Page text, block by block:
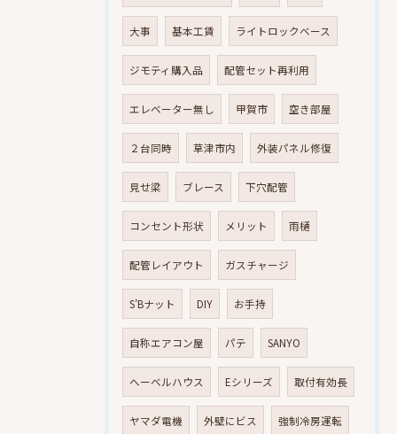
大事 基本工賃 ライトロックベース
ジモティ購入品 配管セット再利用
エレベーター無し 甲賀市 空き部屋
２台同時 草津市内 外装パネル修復
見せ梁 ブレース 下穴配管
コンセント形状 メリット 雨樋
配管レイアウト ガスチャージ
S’Bナット DIY お手持
自称エアコン屋 パテ SANYO
へーベルハウス Eシリーズ 取付有効長
ヤマダ電機 外壁にビス 強制冷房運転